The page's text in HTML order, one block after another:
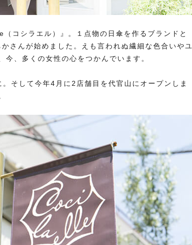
コシラエル）』。１点物の日傘を作るブランドと
さんが始めました。えも言われぬ繊細な色合いやユ
、多くの女性の心をつかんでいます。
。そして今年4月に2店舗目を代官山にオープンしま